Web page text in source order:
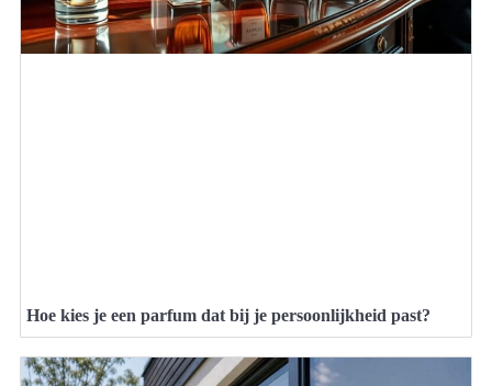
Hoe kies je een parfum dat bij je persoonlijkheid past?